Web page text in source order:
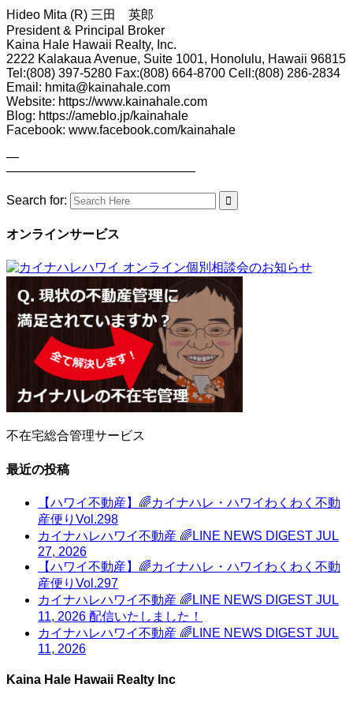
Hideo Mita (R) 三田 英郎
President & Principal Broker
Kaina Hale Hawaii Realty, Inc.
2222 Kalakaua Avenue, Suite 1001, Honolulu, Hawaii 96815
Tel:(808) 397-5280 Fax:(808) 664-8700 Cell:(808) 286-2834
Email: hmita@kainahale.com
Website: https://www.kainahale.com
Blog: https://ameblo.jp/kainahale
Facebook: www.facebook.com/kainahale
—
———————————————
Search for:
オンラインサービス
不在宅総合管理サービス
最近の投稿
【ハワイ不動産】🌈カイナハレ・ハワイわくわく不動
産便りVol.298
カイナハレハワイ不動産 🌈LINE NEWS DIGEST JUL
27, 2026
【ハワイ不動産】🌈カイナハレ・ハワイわくわく不動
産便りVol.297
カイナハレハワイ不動産 🌈LINE NEWS DIGEST JUL
11, 2026 配信いたしました！
カイナハレハワイ不動産 🌈LINE NEWS DIGEST JUL
11, 2026
Kaina Hale Hawaii Realty Inc